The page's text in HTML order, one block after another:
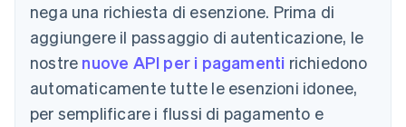
nega una richiesta di esenzione. Prima di
aggiungere il passaggio di autenticazione, le
nostre nuove API per i pagamenti richiedono
automaticamente tutte le esenzioni idonee,
per semplificare i flussi di pagamento e